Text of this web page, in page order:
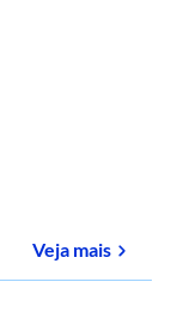
Veja maissobre